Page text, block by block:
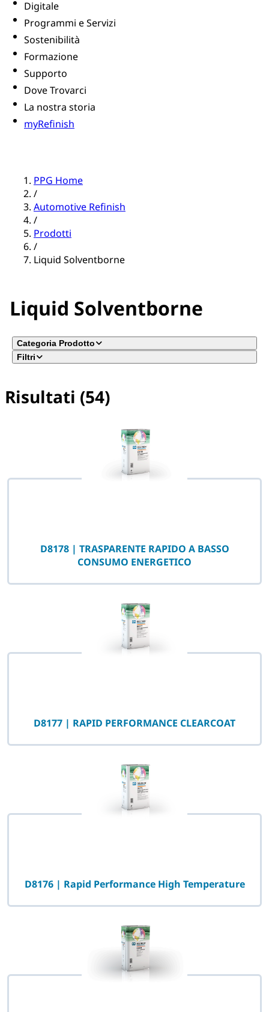
Digitale
Programmi e Servizi
Sostenibilità
Formazione
Supporto
Dove Trovarci
La nostra storia
myRefinish
PPG Home
/
Automotive Refinish
/
Prodotti
/
Liquid Solventborne
Liquid Solventborne
Categoria Prodotto
Filtri
Risultati (54)
D8178 | TRASPARENTE RAPIDO A BASSO
CONSUMO ENERGETICO
D8177 | RAPID PERFORMANCE CLEARCOAT
D8176 | Rapid Performance High Temperature